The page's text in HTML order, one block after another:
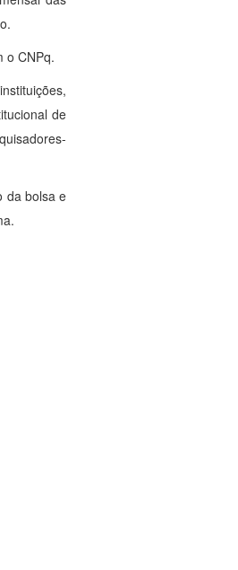
o CNPq.
de
da bolsa e